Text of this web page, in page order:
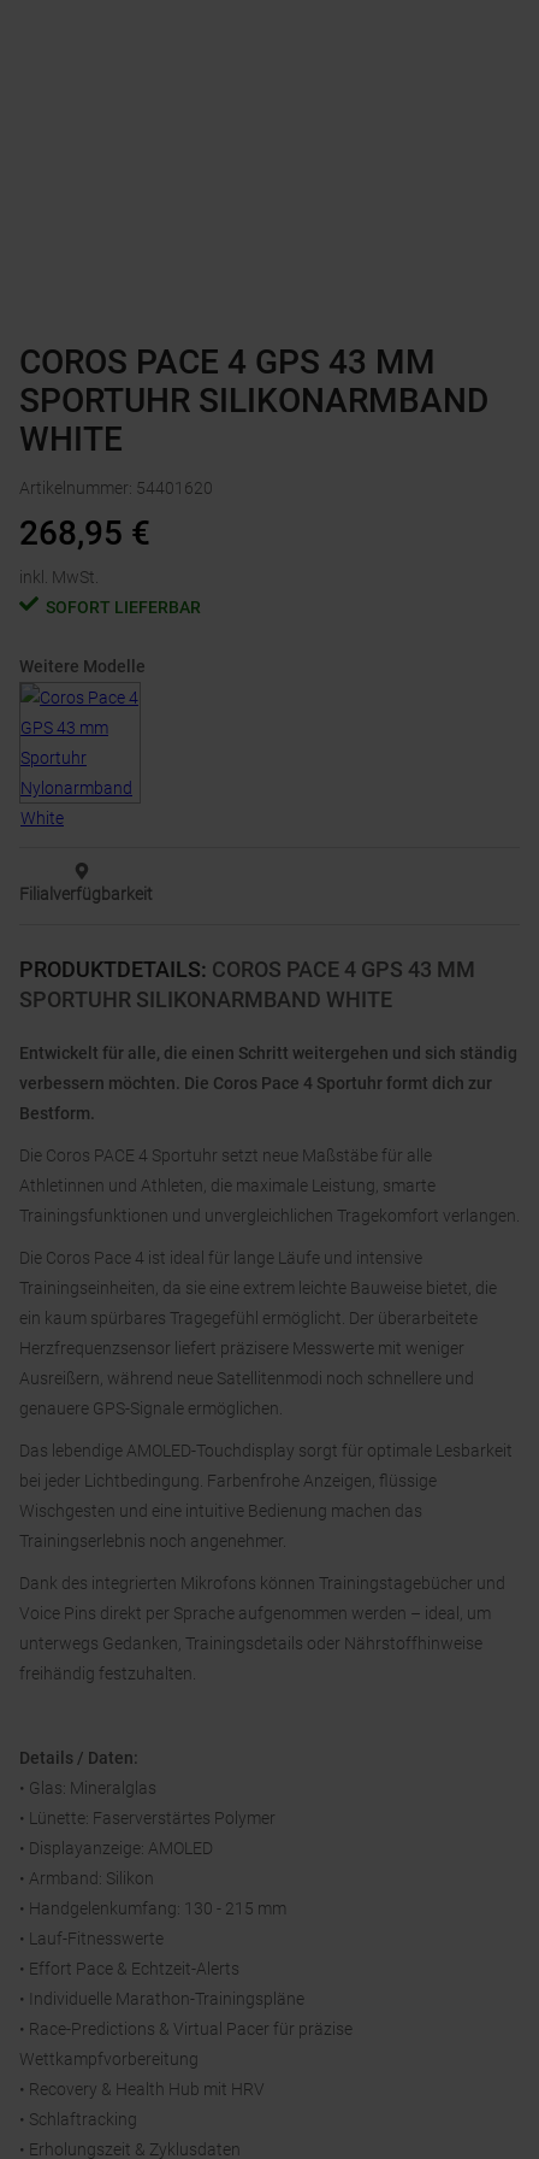
PRODUKTDETAILS: COROS PACE 4 GPS 43 MM
SPORTUHR SILIKONARMBAND WHITE
Entwickelt für alle, die einen Schritt weitergehen und sich ständig
verbessern möchten. Die Coros Pace 4 Sportuhr formt dich zur
Bestform.
Die Coros PACE 4 Sportuhr setzt neue Maßstäbe für alle
Athletinnen und Athleten, die maximale Leistung, smarte
Trainingsfunktionen und unvergleichlichen Tragekomfort verlangen.
Die Coros Pace 4 ist ideal für lange Läufe und intensive
Trainingseinheiten, da sie eine extrem leichte Bauweise bietet, die
ein kaum spürbares Tragegefühl ermöglicht. Der überarbeitete
Herzfrequenzsensor liefert präzisere Messwerte mit weniger
Ausreißern, während neue Satellitenmodi noch schnellere und
genauere GPS-Signale ermöglichen.
Das lebendige AMOLED-Touchdisplay sorgt für optimale Lesbarkeit
bei jeder Lichtbedingung. Farbenfrohe Anzeigen, flüssige
Wischgesten und eine intuitive Bedienung machen das
Trainingserlebnis noch angenehmer.
Dank des integrierten Mikrofons können Trainingstagebücher und
Voice Pins direkt per Sprache aufgenommen werden – ideal, um
unterwegs Gedanken, Trainingsdetails oder Nährstoffhinweise
freihändig festzuhalten.
Details / Daten:
• Glas: Mineralglas
• Lünette: Faserverstärtes Polymer
• Displayanzeige: AMOLED
• Armband: Silikon
• Handgelenkumfang: 130 - 215 mm
• Lauf-Fitnesswerte
• Effort Pace & Echtzeit-Alerts
• Individuelle Marathon-Trainingspläne
• Race-Predictions & Virtual Pacer für präzise
Wettkampfvorbereitung
• Recovery & Health Hub mit HRV
• Schlaftracking
• Erholungszeit & Zyklusdaten
COROS PACE 4 GPS 43 MM
SPORTUHR SILIKONARMBAND
WHITE
Artikelnummer: 54401620
268,95 €
inkl. MwSt.
SOFORT LIEFERBAR
Weitere Modelle
Filialverfügbarkeit